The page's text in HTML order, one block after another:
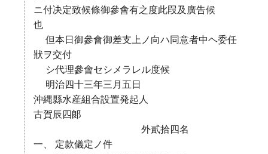
ニ付决定致候條御參會有之度此叚及廣告候
也
但本日御參會御差支上ノ向ハ同意者中ヘ委任
狀ヲ交付
シ代理參會セシメラレル度候
明治四十三年三月五日
沖縄縣水産組合設置発起人
古賀辰四郞
外貳拾四名
一、 定款儀定ノ件